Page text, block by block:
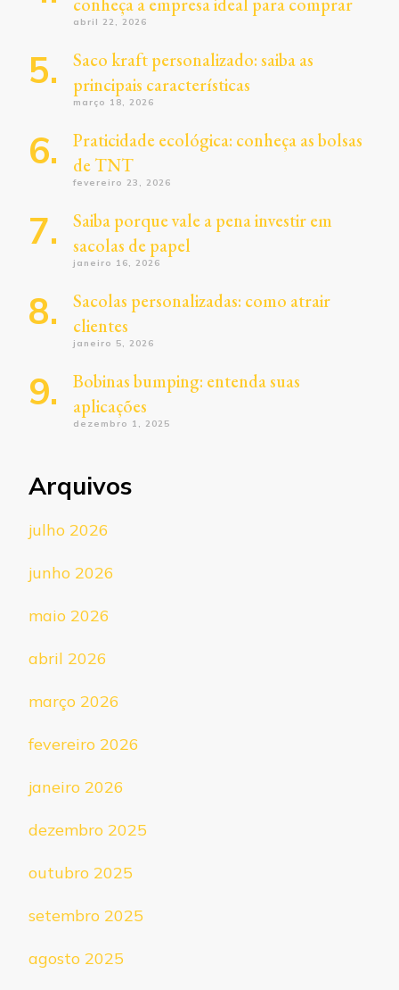
abril 22, 2026
Saco kraft personalizado: saiba as
principais características
março 18, 2026
Praticidade ecológica: conheça as bolsas
de TNT
fevereiro 23, 2026
Saiba porque vale a pena investir em
sacolas de papel
janeiro 16, 2026
Sacolas personalizadas: como atrair
clientes
janeiro 5, 2026
Bobinas bumping: entenda suas
aplicações
dezembro 1, 2025
Arquivos
julho 2026
junho 2026
maio 2026
abril 2026
março 2026
fevereiro 2026
janeiro 2026
dezembro 2025
outubro 2025
setembro 2025
agosto 2025